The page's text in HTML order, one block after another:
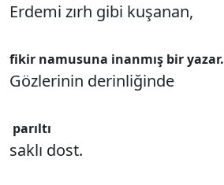
Erdemi zırh gibi kuşanan,
fikir namusuna inanmış bir yazar.
Gözlerinin derinliğinde
parıltı
saklı dost.